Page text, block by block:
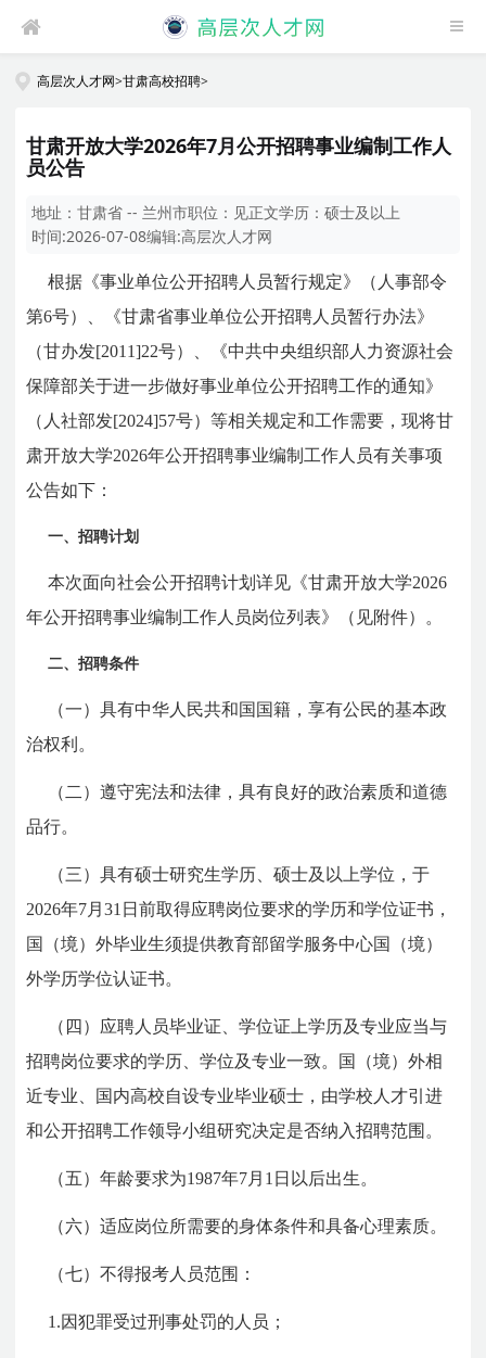
高层次人才网>甘肃高校招聘>
甘肃开放大学2026年7月公开招聘事业编制工作人
员公告
地址：甘肃省 -- 兰州市职位： 见正文学历：硕士及以上
时间:2026-07-08编辑:高层次人才网
根据《事业单位公开招聘人员暂行规定》（人事部令
第6号）、《甘肃省事业单位公开招聘人员暂行办法》
（甘办发[2011]22号）、《中共中央组织部人力资源社会
保障部关于进一步做好事业单位公开招聘工作的通知》
（人社部发[2024]57号）等相关规定和工作需要，现将甘
肃开放大学2026年公开招聘事业编制工作人员有关事项
公告如下：
一、招聘计划
本次面向社会公开招聘计划详见《甘肃开放大学2026
年公开招聘事业编制工作人员岗位列表》（见附件）。
二、招聘条件
（一）具有中华人民共和国国籍，享有公民的基本政
治权利。
（二）遵守宪法和法律，具有良好的政治素质和道德
品行。
（三）具有硕士研究生学历、硕士及以上学位，于
2026年7月31日前取得应聘岗位要求的学历和学位证书，
国（境）外毕业生须提供教育部留学服务中心国（境）
外学历学位认证书。
（四）应聘人员毕业证、学位证上学历及专业应当与
招聘岗位要求的学历、学位及专业一致。国（境）外相
近专业、国内高校自设专业毕业硕士，由学校人才引进
和公开招聘工作领导小组研究决定是否纳入招聘范围。
（五）年龄要求为1987年7月1日以后出生。
（六）适应岗位所需要的身体条件和具备心理素质。
（七）不得报考人员范围：
1.因犯罪受过刑事处罚的人员；